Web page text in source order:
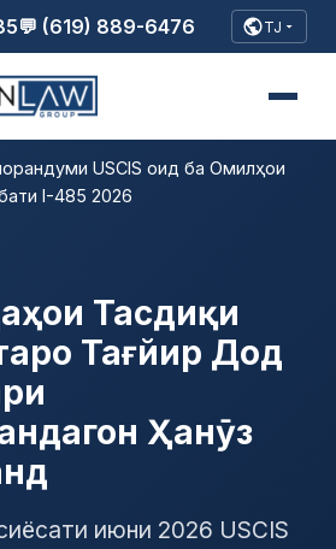
💬 (619) 889-6476 TJ
USCIS оид ба Омилҳои
I-485 2026
Тасдиқи
Тағйир Дод
Ҳанӯз
июни 2026 USCIS